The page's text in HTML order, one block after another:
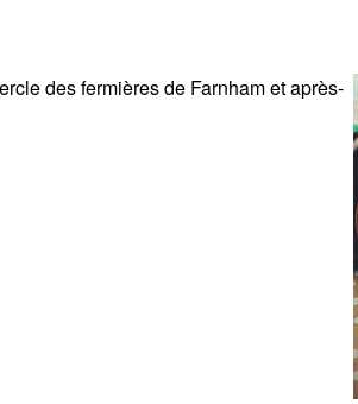
des fermières de Farnham et après-